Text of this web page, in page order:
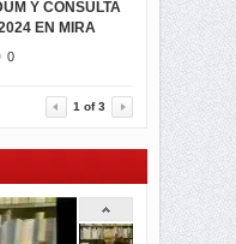
Y CONSULTA
EN MIRA
0
1 of3